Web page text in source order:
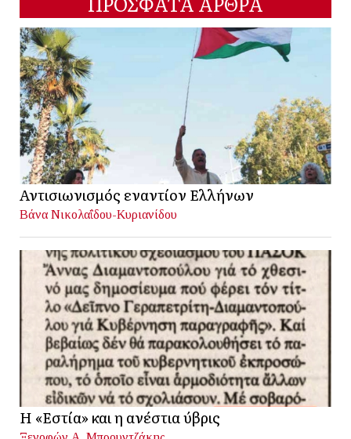
Αντισιωνισμός εναντίον Ελλήνων
Βάνα Νικολαΐδου-Κυριανίδου
Η «Εστία» και η ανέστια ύβρις